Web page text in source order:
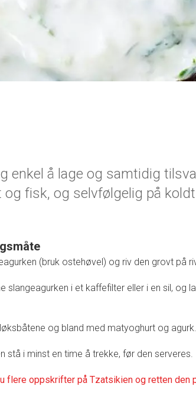
enkel å lage og samtidig
fisk, og selvfølgelig på
(bruk ostehøvel) og riv den grovt på
slangeagurken i et kaffefilter eller i en sil, og
og bland med matyoghurt og
stå i minst en time å trekke, før den serveres.
flere oppskrifter på Tzatsikien og retten den